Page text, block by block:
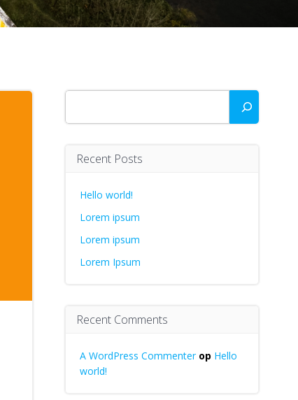
Zoeken
Recent Posts
Hello world!
Lorem ipsum
Lorem ipsum
Lorem Ipsum
Recent Comments
A WordPress Commenterop Hello
world!